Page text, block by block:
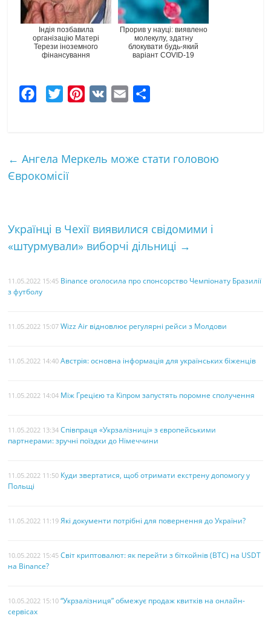
Індія позбавила
організацію Матері
Терези іноземного
фінансування
Прорив у науці: виявлено
молекулу, здатну
блокувати будь-який
варіант COVID-19
b
o
t
e
e
t
l
к
← Ангела Меркель може стати головою
Єврокомісії
Українці в Чехії виявилися свідомими і
«штурмували» виборчі дільниці →
11.05.2022 15:45 Binance оголосила про спонсорство Чемпіонату Бразилії
з футболу
11.05.2022 15:07 Wizz Air відновлює регулярні рейси з Молдови
11.05.2022 14:40 Австрія: основна інформація для українських біженців
11.05.2022 14:04 Між Грецією та Кіпром запустять поромне сполучення
11.05.2022 13:34 Співпраця «Укрзалізниці» з європейськими
партнерами: зручні поїздки до Німеччини
11.05.2022 11:50 Куди звертатися, щоб отримати екстрену допомогу у
Польщі
11.05.2022 11:19 Які документи потрібні для повернення до України?
10.05.2022 15:45 Світ криптовалют: як перейти з біткойнів (BTC) на USDT
на Binance?
10.05.2022 15:10 “Укрзалізниця” обмежує продаж квитків на онлайн-
сервісах